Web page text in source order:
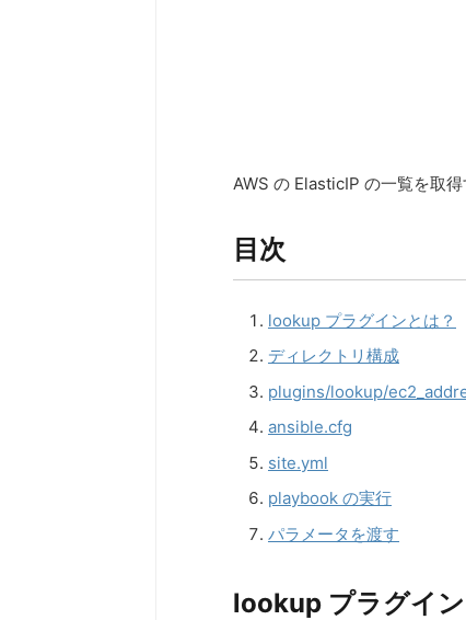
AWS の ElasticIP の一覧を取
目次
lookup プラグインとは？
ディレクトリ構成
plugins/lookup/
ansible.cfg
site.yml
playbook の実行
パラメータを渡す
lookup プラグイン